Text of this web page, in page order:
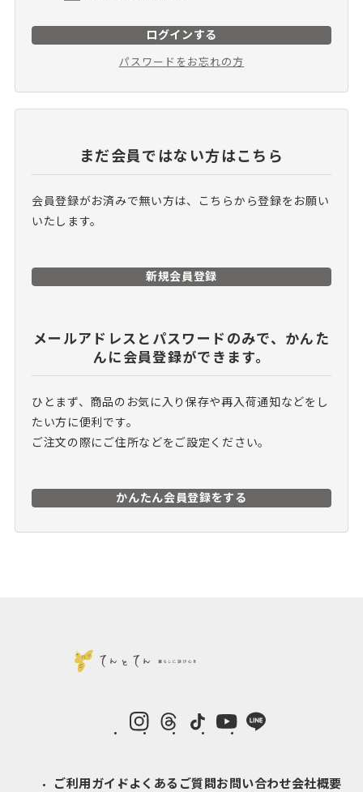
ログインする
パスワードをお忘れの方
まだ会員ではない方はこちら
会員登録がお済みで無い方は、こちらから登録をお願い
いたします。
新規会員登録
メールアドレスとパスワードのみで、 かんた
んに会員登録ができます。
ひとまず、商品のお気に入り保存や再入荷通知などをし
たい方に便利です。
ご注文の際にご住所などをご設定ください。
かんたん会員登録をする
instagramThreads LINE
ご利用ガイドよくあるご質問 お問い合わせ会社概要